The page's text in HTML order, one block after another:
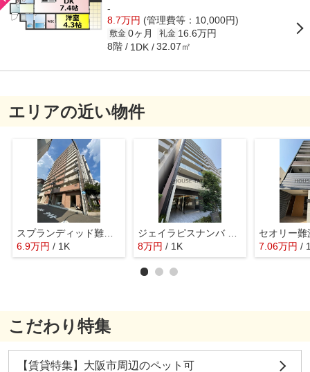
-
8.7万円 (管理費等：10,000円)
敷金 0ヶ月 礼金 16.6万円
8階 1DK 32.07㎡
エリアの近い物件
スプランディッド難波Ⅱ 仲介手数料無料
6.9万円 / 1K
8万円 / 1K 7.06万円 /
こだわり特集
【賃貸特集】大阪市周辺のペット可